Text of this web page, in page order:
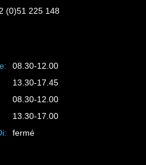
(0)51 225 148
08.30-12.00
13.30-17.45
08.30-12.00
13.30-17.00
fermé